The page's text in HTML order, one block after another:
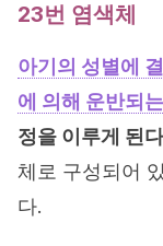
23번 염색체
아기의 성별에
에 의해 운반되
정을 이루게 된
체로 구성되어
다.